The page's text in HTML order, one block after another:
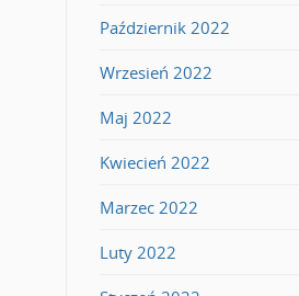
Październik 2022
Wrzesień 2022
Maj 2022
Kwiecień 2022
Marzec 2022
Luty 2022